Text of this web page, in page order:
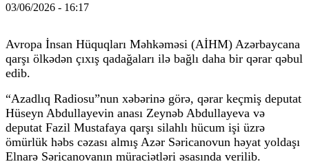
03/06/2026 - 16:17
Avropa İnsan Hüquqları Məhkəməsi (AİHM) Azərbaycana
qarşı ölkədən çıxış qadağaları ilə bağlı daha bir qərar qəbul
edib.
“Azadlıq Radiosu”nun xəbərinə görə, qərar keçmiş deputat
Hüseyn Abdullayevin anası Zeynəb Abdullayeva və
deputat Fazil Mustafaya qarşı silahlı hücum işi üzrə
ömürlük həbs cəzası almış Azər Səricanovun həyat yoldaşı
Elnarə Səricanovanın müraciətləri əsasında verilib.